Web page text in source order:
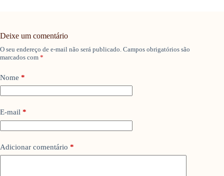
Deixe um comentário
O seu endereço de e-mail não será publicado. Campos obrigatórios são
marcados com *
Nome *
E-mail *
Adicionar comentário *